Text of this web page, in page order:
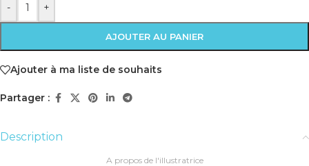
- +
AJOUTER AU PANIER
Ajouter à ma liste de souhaits
Partager :
Description
A propos de l'illustratrice